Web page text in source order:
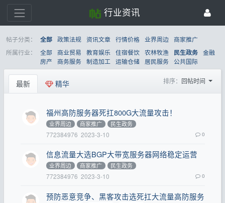
行业资讯
帖子分类： 全部 政策法规 资讯文章 行情价格 业界周边
商家推广
所属行业：
全部 商业贸易 教育娱乐 住宿餐饮 农林牧渔 民生政务 金融
房产
商务服务 制造加工 运输仓储 居民服务 公共国际
最新 精华 排序： 回帖时间
福州高防服务器死扛800G大流量攻击！
业界周边 商家推广 民生政务
772384976 2023-3-10 0
信息流量大选BGP大带宽服务器网络稳定运营
业界周边 商家推广 民生政务
772384976 2023-3-10 0
预防恶意竞争、黑客攻击选死扛大流量高防服务